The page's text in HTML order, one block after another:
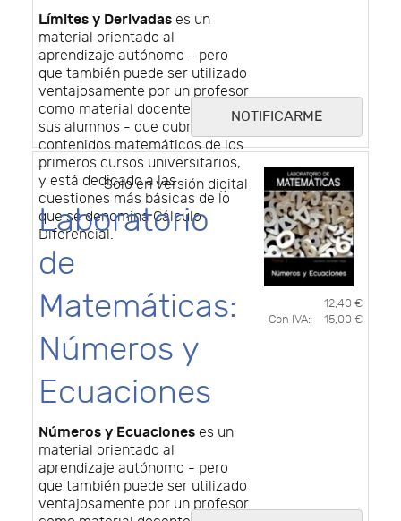
Límites y Derivadas es un
material orientado al
aprendizaje autónomo - pero
que también puede ser utilizado
ventajosamente por un profesor
como material docente para
sus alumnos - que cubre los
contenidos matemáticos de los
primeros cursos universitarios,
y está dedicado a las
cuestiones más básicas de lo
que se denomina Cálculo
Diferencial.
NOTIFICARME
Solo en versión digital
Laboratorio
de
Matemáticas:
Números y
Ecuaciones
Números y Ecuaciones es un
material orientado al
aprendizaje autónomo - pero
que también puede ser utilizado
ventajosamente por un profesor
12,40 €
Con IVA:
15,00 €